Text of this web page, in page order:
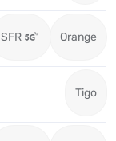
SFR Orange
Tigo